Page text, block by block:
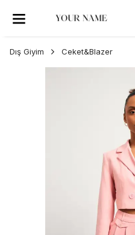
Dış Giyim Ceket&Blazer